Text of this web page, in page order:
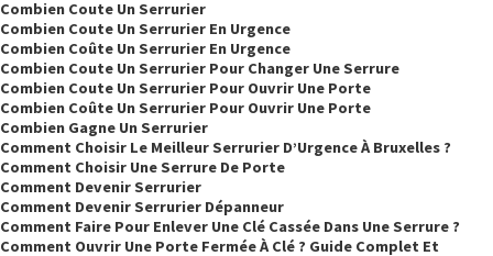
Combien Coute Un Serrurier
Combien Coute Un Serrurier En Urgence
Combien Coûte Un Serrurier En Urgence
Combien Coute Un Serrurier Pour Changer Une Serrure
Combien Coute Un Serrurier Pour Ouvrir Une Porte
Combien Coûte Un Serrurier Pour Ouvrir Une Porte
Combien Gagne Un Serrurier
Comment Choisir Le Meilleur Serrurier D’Urgence À Bruxelles ?
Comment Choisir Une Serrure De Porte
Comment Devenir Serrurier
Comment Devenir Serrurier Dépanneur
Comment Faire Pour Enlever Une Clé Cassée Dans Une Serrure ?
Comment Ouvrir Une Porte Fermée À Clé ? Guide Complet Et